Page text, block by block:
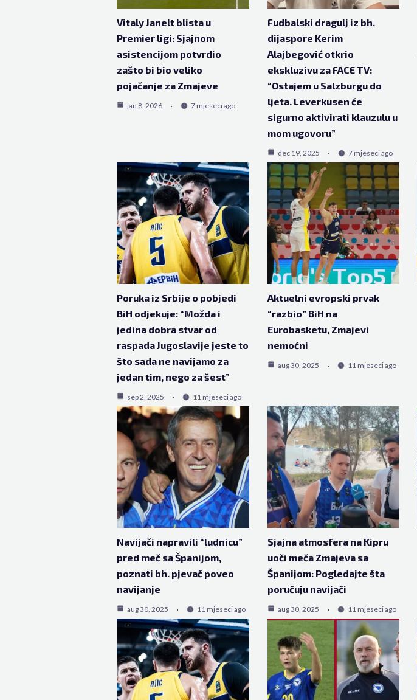
Vitaly Janelt blista u
Premier ligi: Sjajnom
asistencijom potvrdio
zašto bi bio veliko
pojačanje za Zmajeve
jan 8, 2026 7 mjeseci ago
Fudbalski dragulj iz bh.
dijaspore Kerim
Alajbegović otkrio
ekskluzivu za FACE TV:
“Ostajem u Salzburgu do
ljeta. Leverkusen će
sigurno aktivirati klauzulu u
mom ugovoru”
dec 19, 2025 7 mjeseci ago
Poruka iz Srbije o pobjedi
BiH odjekuje: “Možda i
jedina dobra stvar od
raspada Jugoslavije jeste to
što sada ne navijamo za
jedan tim, nego za šest”
sep 2, 2025 11 mjeseci ago
Aktuelni evropski prvak
“razbio” BiH na
Eurobasketu, Zmajevi
nemoćni
aug 30, 2025 11 mjeseci ago
Navijači napravili “ludnicu”
pred meč sa Španijom,
poznati bh. pjevač poveo
navijanje
aug 30, 2025 11 mjeseci ago
Sjajna atmosfera na Kipru
uoči meča Zmajeva sa
Španijom: Pogledajte šta
poručuju navijači
aug 30, 2025 11 mjeseci ago